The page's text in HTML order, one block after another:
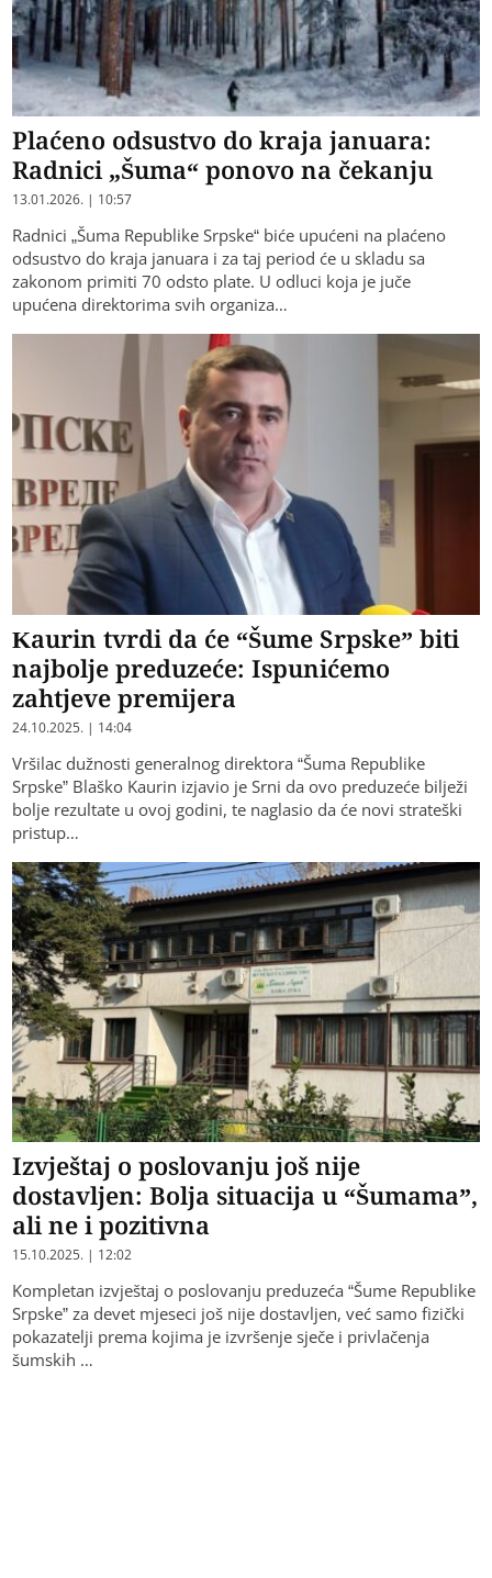
Plaćeno odsustvo do kraja januara:
Radnici „Šuma“ ponovo na čekanju
13.01.2026. | 10:57
Radnici „Šuma Republike Srpske“ biće upućeni na plaćeno
odsustvo do kraja januara i za taj period će u skladu sa
zakonom primiti 70 odsto plate. U odluci koja je juče
upućena direktorima svih organiza…
Kaurin tvrdi da će “Šume Srpske” biti
najbolje preduzeće: Ispunićemo
zahtjeve premijera
24.10.2025. | 14:04
Vršilac dužnosti generalnog direktora “Šuma Republike
Srpske” Blaško Kaurin izjavio je Srni da ovo preduzeće bilježi
bolje rezultate u ovoj godini, te naglasio da će novi strateški
pristup…
Izvještaj o poslovanju još nije
dostavljen: Bolja situacija u “Šumama”,
ali ne i pozitivna
15.10.2025. | 12:02
Kompletan izvještaj o poslovanju preduzeća “Šume Republike
Srpske” za devet mjeseci još nije dostavljen, već samo fizički
pokazatelji prema kojima je izvršenje sječe i privlačenja
šumskih …